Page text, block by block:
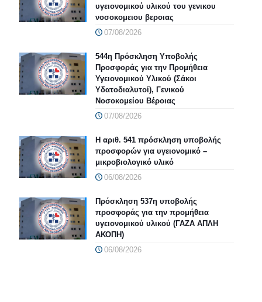
υγειονομικού υλικού του γενικου
νοσοκομειου βεροιας
07/08/2026
544η Πρόσκληση Υποβολής
Προσφοράς για την Προμήθεια
Υγειονομικού Υλικού (Σάκοι
Υδατοδιαλυτοί), Γενικού
Νοσοκομείου Βέροιας
07/08/2026
Η αριθ. 541 πρόσκληση υποβολής
προσφορών για υγειονομικό –
μικροβιολογικό υλικό
06/08/2026
Πρόσκληση 537η υποβολής
προσφοράς για την προμήθεια
υγειονομικού υλικού (ΓΑΖΑ ΑΠΛΗ
ΑΚΟΠΗ)
06/08/2026